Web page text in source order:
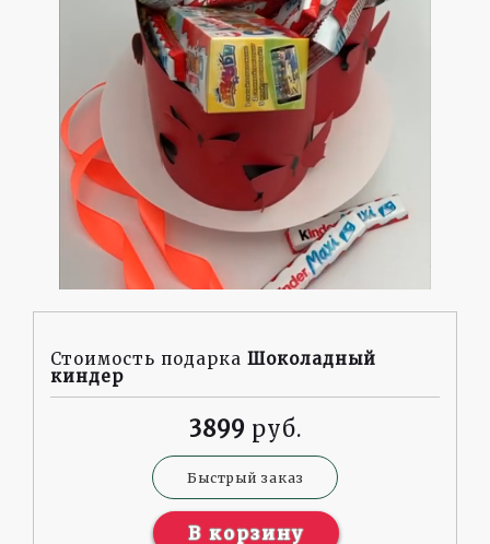
Стоимость подарка Шоколадный
киндер
3899
Быстрый заказ
В корзину